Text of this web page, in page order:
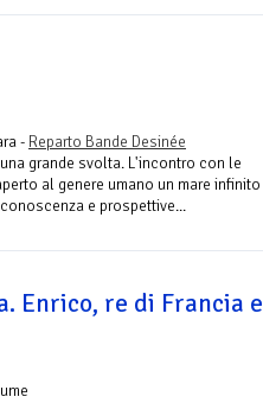
- Reparto Bande Desinée
grande svolta. L'incontro con le
al genere umano un mare infinito
e prospettive...
Enrico, re di Francia e